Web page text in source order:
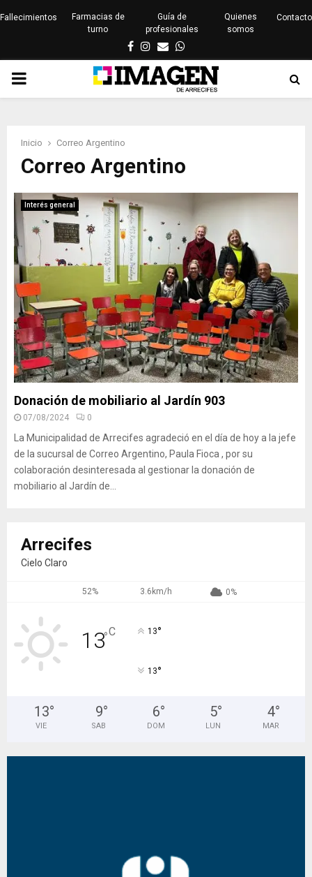
Fallecimientos
Farmacias de
turno
Guía de
profesionales
Quienes
somos
Contacto
Facebook
Instagram
EmailWhatsapp
PRIMARY
Inicio Correo Argentino
Correo Argentino
Interés general
Donación de mobiliario al Jardín 903
07/08/2024 0
La Municipalidad de Arrecifes agradeció en el día de hoy a la jefe
de la sucursal de Correo Argentino, Paula Fioca , por su
colaboración desinteresada al gestionar la donación de
mobiliario al Jardín de...
Arrecifes
Cielo Claro
52% 3.6km/h 0%
13°C 13°
13°
13°
VIE
9°
SAB
6°
DOM
5°
LUN
4°
MAR